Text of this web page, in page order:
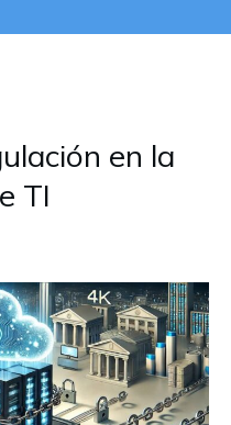
en la
TI